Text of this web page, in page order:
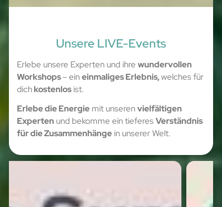
Unsere LIVE-Events
Erlebe unsere Experten und ihrewundervollen
Workshops– eineinmaliges Erlebnis,welches für
dichkostenlos ist.
Erlebe die Energie mit unserenvielfältigen
Experten und bekomme ein tieferesVerständnis
für die Zusammenhänge in unserer Welt.